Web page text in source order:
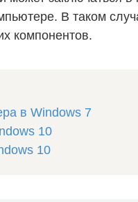
В таком
компонентов.
в Windows 7
10
10